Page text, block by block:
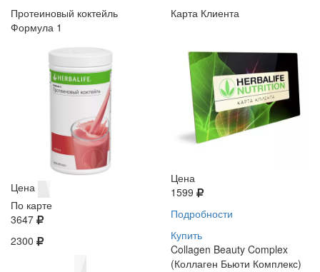
Протеиновый коктейль
Формула 1
Цена
По карте
3647
2300
Карта Клиента
Цена
1599
Подробности
Купить
Collagen Beauty Complex
(Коллаген Бьюти Комплекс)